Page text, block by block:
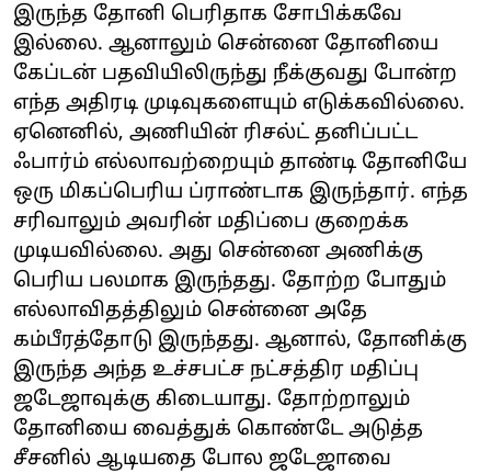
இருந்த தோனி பெரிதாக சோபிக்கவே
இல்லை. ஆனாலும் சென்னை தோனியை
கேப்டன் பதவியிலிருந்து நீக்குவது போன்ற
எந்த அதிரடி முடிவுகளையும் எடுக்கவில்லை.
ஏனெனில், அணியின் ரிசல்ட் தனிப்பட்ட
ஃபார்ம் எல்லாவற்றையும் தாண்டி தோனியே
ஒரு மிகப்பெரிய ப்ராண்டாக இருந்தார். எந்த
சரிவாலும் அவரின் மதிப்பை குறைக்க
முடியவில்லை. அது சென்னை அணிக்கு
பெரிய பலமாக இருந்தது. தோற்ற போதும்
எல்லாவிதத்திலும் சென்னை அதே
கம்பீரத்தோடு இருந்தது. ஆனால், தோனிக்கு
இருந்த அந்த உச்சபட்ச நட்சத்திர மதிப்பு
ஜடேஜாவுக்கு கிடையாது. தோற்றாலும்
தோனியை வைத்துக் கொண்டே அடுத்த
சீசனில் ஆடியதை போல ஜடேஜாவை